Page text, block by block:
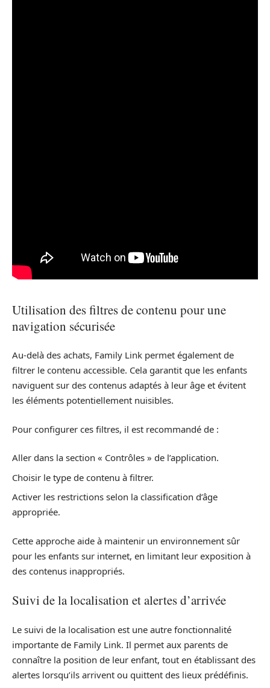
Utilisation des filtres de contenu pour une
navigation sécurisée
Au-delà des achats, Family Link permet également de
filtrer le contenu accessible. Cela garantit que les enfants
naviguent sur des contenus adaptés à leur âge et évitent
les éléments potentiellement nuisibles.
Pour configurer ces filtres, il est recommandé de :
Aller dans la section « Contrôles » de l’application.
Choisir le type de contenu à filtrer.
Activer les restrictions selon la classification d’âge
appropriée.
Cette approche aide à maintenir un environnement sûr
pour les enfants sur internet, en limitant leur exposition à
des contenus inappropriés.
Suivi de la localisation et alertes d’arrivée
Le suivi de la localisation est une autre fonctionnalité
importante de Family Link. Il permet aux parents de
connaître la position de leur enfant, tout en établissant des
alertes lorsqu’ils arrivent ou quittent des lieux prédéfinis.